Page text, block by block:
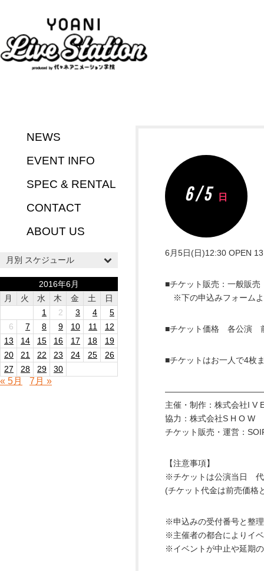
NEWS
EVENT INFO
SPEC & RENTAL
CONTACT
ABOUT US
月別 スケジュール
2016年6月
月
火 水 木 金 土
日
1
2 3 4
5
6
7 8 9 10 11
12
13
14 15 16 17 18
19
20
21 22 23 24 25
26
27
28 29 30
« 5月 7月 »
6 / 5 日
6月5日(日)12:30 OPEN
■チケット販売：一般販売
※下の申込みフォームよ
■チケット価格 各公演
■チケットはお一人で4枚
主催・制作：株式会社I V
協力：株式会社S H O W
チケット販売・運営：
【注意事項】
※チケットは公演当日 代
(チケット代金は前売価格
※申込みの受付番号と整
※主催者の都合によりイ
※イベントが中止や延期